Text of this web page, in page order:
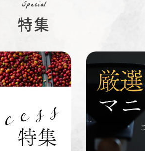
生活雑貨 福袋
定期便
ブラジル
ホンジュラ
ス
Special
特集